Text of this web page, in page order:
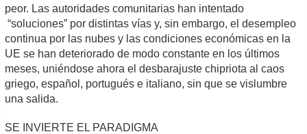
peor. Las autoridades comunitarias han intentado
“soluciones” por distintas vías y, sin embargo, el desempleo
continua por las nubes y las condiciones económicas en la
UE se han deteriorado de modo constante en los últimos
meses, uniéndose ahora el desbarajuste chipriota al caos
griego, español, portugués e italiano, sin que se vislumbre
una salida.
SE INVIERTE EL PARADIGMA